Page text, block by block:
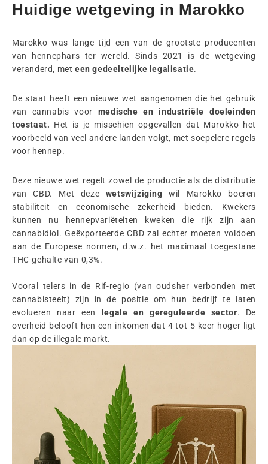
Huidige wetgeving in Marokko
Marokko was lange tijd een van de grootste producenten
van hennephars ter wereld. Sinds 2021 is de wetgeving
veranderd, met een gedeeltelijke legalisatie.
De staat heeft een nieuwe wet aangenomen die het gebruik
van cannabis voor medische en industriële doeleinden
toestaat. Het is je misschien opgevallen dat Marokko het
voorbeeld van veel andere landen volgt, met soepelere regels
voor hennep.
Deze nieuwe wet regelt zowel de productie als de distributie
van CBD. Met deze wetswijziging wil Marokko boeren
stabiliteit en economische zekerheid bieden. Kwekers
kunnen nu hennepvariëteiten kweken die rijk zijn aan
cannabidiol. Geëxporteerde CBD zal echter moeten voldoen
aan de Europese normen, d.w.z. het maximaal toegestane
THC-gehalte van 0,3%.
Vooral telers in de Rif-regio (van oudsher verbonden met
cannabisteelt) zijn in de positie om hun bedrijf te laten
evolueren naar een
legale en gereguleerde sector. De
overheid belooft hen een inkomen dat 4 tot 5 keer hoger ligt
dan op de illegale markt.